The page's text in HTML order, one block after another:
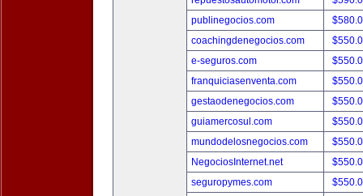
publinegocios.com
coachingdenegocios.com
e-seguros.com
franquiciasenventa.com
gestaodenegocios.com
guiamercosul.com
mundodelosnegocios.com
NegociosInternet.net
seguropymes.com